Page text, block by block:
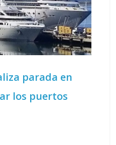
parada en
los puertos